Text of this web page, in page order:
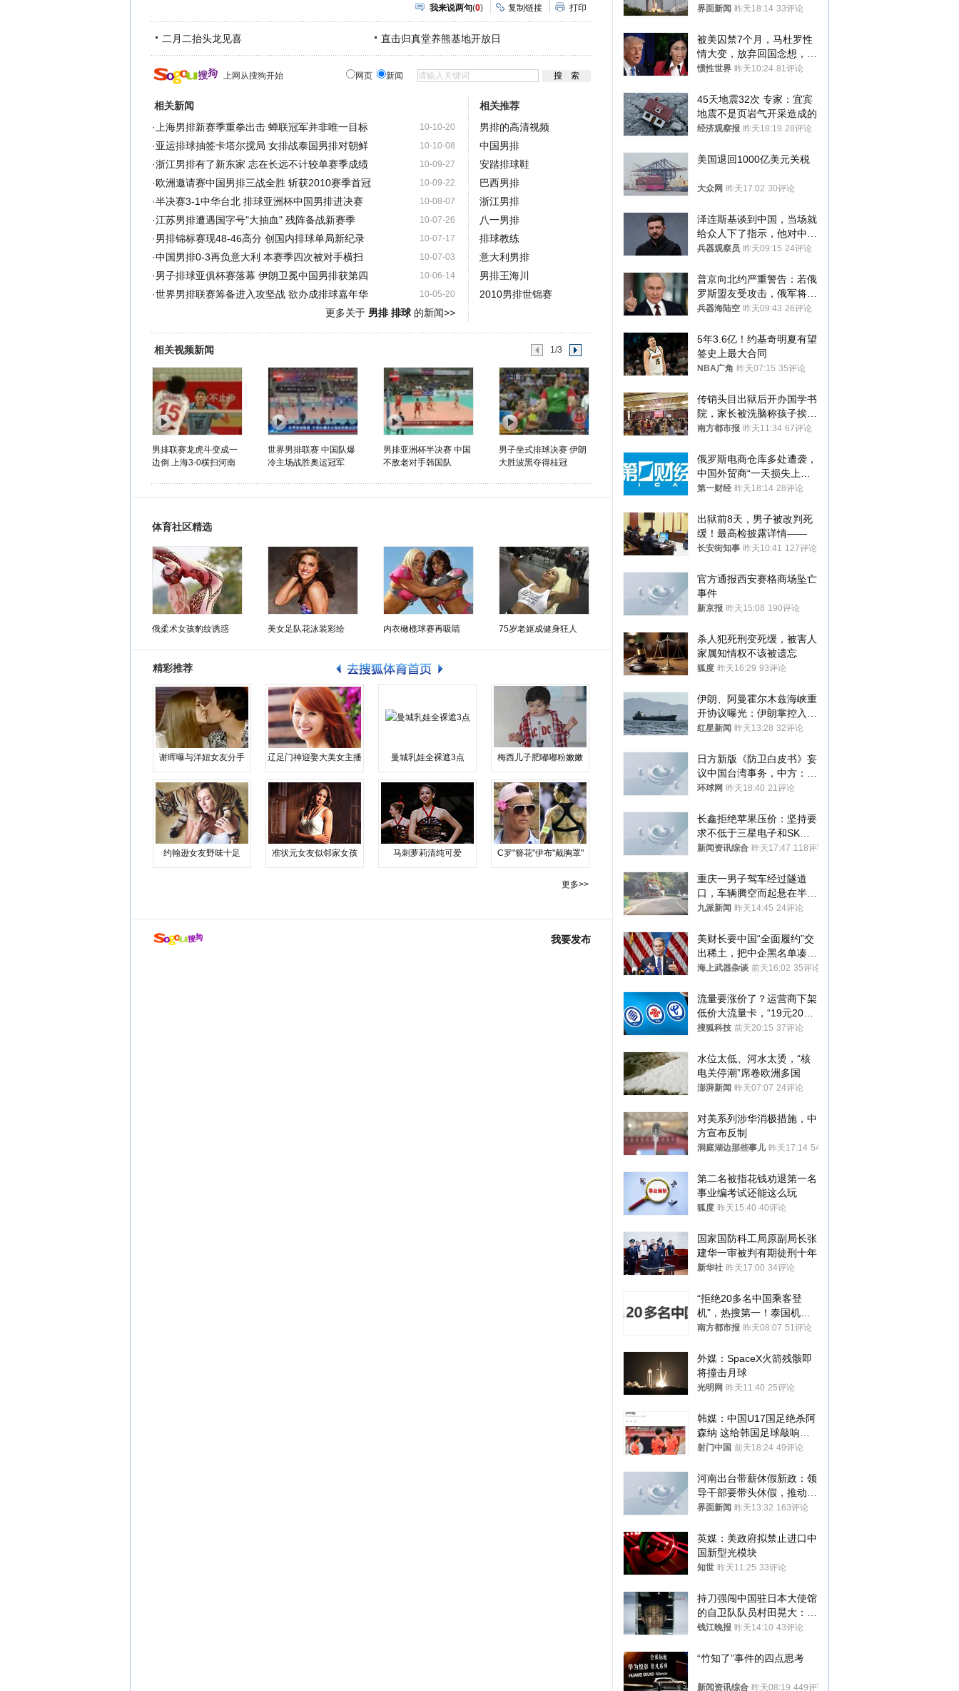
我来说两句(0) 复制链接 打印
二月二抬头龙见喜 直击归真堂养熊基地开放日
上网从搜狗开始 网页 新闻
相关新闻
10-10-20
· 上海男排新赛季重拳出击 蝉联冠军并非唯一目标
10-10-08
·亚运排球抽签卡塔尔搅局 女排战泰国男排对朝鲜
10-09-27
·浙江男排有了新东家 志在长远不计较单赛季成绩
10-09-22
·欧洲邀请赛中国男排三战全胜 斩获2010赛季首冠
10-08-07
·半决赛3-1中华台北 排球亚洲杯中国男排进决赛
10-07-26
·江苏男排遭遇国字号"大抽血" 残阵备战新赛季
10-07-17
·男排锦标赛现48-46高分 创国内排球单局新纪录
10-07-03
·中国男排0-3再负意大利 本赛季四次被对手横扫
10-06-14
·男子排球亚俱杯赛落幕 伊朗卫冕中国男排获第四
10-05-20
·世界男排联赛筹备进入攻坚战 欲办成排球嘉年华
更多关于 男排 排球的新闻>>
相关推荐
男排的高清视频
中国男排
安踏排球鞋
巴西男排
浙江男排
八一男排
排球教练
意大利男排
男排王海川
2010男排世锦赛
相关视频新闻 1/3
男排联赛龙虎斗变成一
边倒 上海3-0横扫河南
世界男排联赛 中国队爆
冷主场战胜奥运冠军
男排亚洲杯半决赛 中国
不敌老对手韩国队
男子坐式排球决赛 伊朗
大胜波黑夺得桂冠
体育社区精选
俄柔术女孩豹纹诱惑 美女足队花泳装彩绘 内衣橄榄球赛再吸睛 75岁老妪成健身狂人
精彩推荐
谢晖曝与洋妞女友分手 辽足门神迎娶大美女主播 曼城乳娃全裸遮3点 梅西儿子肥嘟嘟粉嫩嫩
约翰逊女友野味十足 准状元女友似邻家女孩 马刺萝莉清纯可爱 C罗"簪花"伊布"戴胸罩"
更多>>
我要发布
界面新闻 昨天18:14 33评论
被美囚禁7个月，马杜罗性
情大变，放弃回国念想，最
后嘱托已公开
惯性世界 昨天10:24 81评论
45天地震32次 专家：宜宾
地震不是页岩气开采造成的
经济观察报 昨天18:19 28评论
美国退回1000亿美元关税
大众网 昨天17:02 30评论
泽连斯基谈到中国，当场就
给众人下了指示，他对中国
和中乌关系，显然又有了新
兵器观察员 昨天09:15 24评论
普京向北约严重警告：若俄
罗斯盟友受攻击，俄军将动
用核武器保护
兵器海陆空 昨天09:43 26评论
5年3.6亿！约基奇明夏有望
签史上最大合同
NBA广角 昨天07:15 35评论
传销头目出狱后开办国学书
院，家长被洗脑称孩子挨打
才有效果
南方都市报 昨天11:34 67评论
俄罗斯电商仓库多处遭袭，
中国外贸商“一天损失上
万”紧急清仓
第一财经 昨天18:14 28评论
出狱前8天，男子被改判死
缓！最高检披露详情——
长安街知事 昨天10:41 127评论
官方通报西安赛格商场坠亡
事件
新京报 昨天15:08 190评论
杀人犯死刑变死缓，被害人
家属知情权不该被遗忘
狐度 昨天16:29 93评论
伊朗、阿曼霍尔木兹海峡重
开协议曝光：伊朗掌控入湾
航道，与阿曼平分“服务费”
红星新闻 昨天13:28 32评论
日方新版《防卫白皮书》妄
议中国台湾事务，中方：强
烈不满、坚决反对，已向日
环球网 昨天18:40 21评论
长鑫拒绝苹果压价：坚持要
求不低于三星电子和SK海
力士
新闻资讯综合 昨天17:47 118评论
重庆一男子驾车经过隧道
口，车辆腾空而起悬在半
空，消防： 2人已送医，正
九派新闻 昨天14:45 24评论
美财长要中国“全面履约”交
出稀土，把中企黑名单凑到
187家，中方做最坏打算
海上武器杂谈 前天16:02 35评论
流量要涨价了？运营商下架
低价大流量卡，“19元200
G”成为历史
搜狐科技 前天20:15 37评论
水位太低、河水太烫，“核
电关停潮”席卷欧洲多国
澎湃新闻 昨天07:07 24评论
对美系列涉华消极措施，中
方宣布反制
洞庭湖边那些事儿 昨天17:14 54评论
第二名被指花钱劝退第一名
事业编考试还能这么玩
狐度 昨天15:40 40评论
国家国防科工局原副局长张
建华一审被判有期徒刑十年
新华社 昨天17:00 34评论
“拒绝20多名中国乘客登
机”，热搜第一！泰国机场
方道歉
南方都市报 昨天08:07 51评论
外媒：SpaceX火箭残骸即
将撞击月球
光明网 昨天11:40 25评论
韩媒：中国U17国足绝杀阿
森纳 这给韩国足球敲响了
警钟
射门中国 前天18:24 49评论
河南出台带薪休假新政：领
导干部要带头休假，推动全
员应休尽休、休满休足
界面新闻 昨天13:32 163评论
英媒：美政府拟禁止进口中
国新型光模块
知世 昨天11:25 33评论
持刀强闯中国驻日本大使馆
的自卫队队员村田晃大：对
自己的行为深感后悔；曾申
钱江晚报 昨天14:10 43评论
“竹知了”事件的四点思考
新闻资讯综合 昨天08:19 449评论